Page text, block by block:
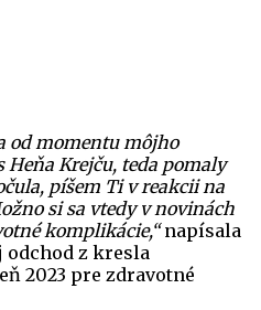
od momentu môjho
Heňa Krejču, teda pomaly
píšem Ti v reakcii na
si sa vtedy v novinách
komplikácie,“napísala
z kresla
2023 pre zdravotné